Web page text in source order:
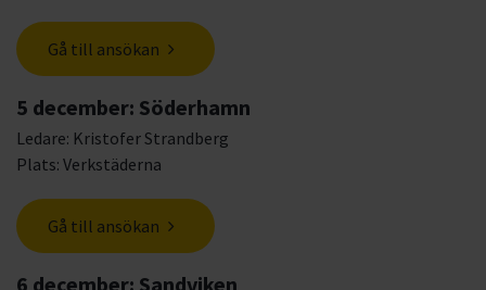
Gå till ansökan
5 december: Söderhamn
Ledare: Kristofer Strandberg
Plats: Verkstäderna
Gå till ansökan
6 december: Sandviken